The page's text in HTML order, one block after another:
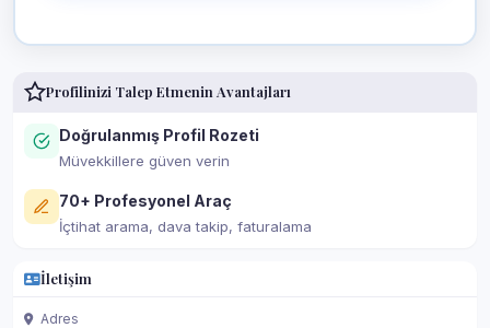
Profilinizi Talep Etmenin Avantajları
Doğrulanmış Profil Rozeti
Müvekkillere güven verin
70+ Profesyonel Araç
İçtihat arama, dava takip, faturalama
İletişim
Adres